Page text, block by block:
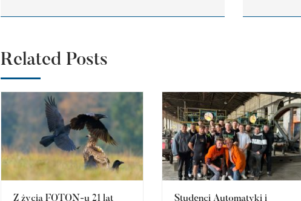
Related Posts
Z życia FOTON-u 21 lat Studenci Automatyki i